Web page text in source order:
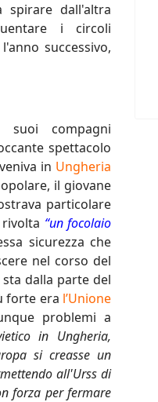
spirare dall'altra
i circoli
successivo,
compagni
spettacolo
in Ungheria
il giovane
particolare
“un focolaio
sicurezza che
nel corso del
dalla parte del
forte era l’Unione
problemi a
in Ungheria,
si creasse un
all'Urss di
forza per fermare